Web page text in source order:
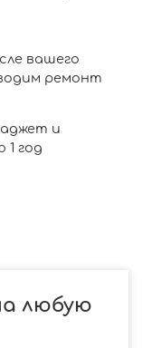
вашего
ремонт
и
1 год
любую